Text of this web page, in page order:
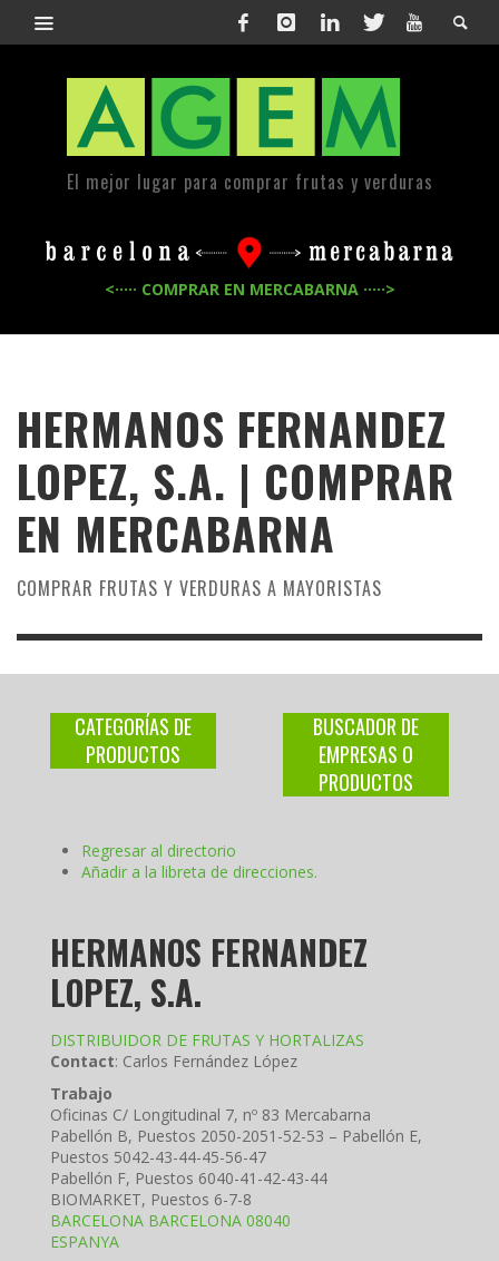
El mejor lugar para comprar frutas y verduras
<····· COMPRAR EN MERCABARNA ·····>
HERMANOS FERNANDEZ
LOPEZ, S.A. | COMPRAR
EN MERCABARNA
COMPRAR FRUTAS Y VERDURAS A MAYORISTAS
CATEGORÍAS DE
PRODUCTOS
BUSCADOR DE
EMPRESAS O
PRODUCTOS
Regresar al directorio
Añadir a la libreta de direcciones.
HERMANOS FERNANDEZ
LOPEZ, S.A.
DISTRIBUIDOR DE FRUTAS Y HORTALIZAS
Contact: Carlos Fernández López
Trabajo
Oficinas C/ Longitudinal 7, nº 83 Mercabarna
Pabellón B, Puestos 2050-2051-52-53 – Pabellón E,
Puestos 5042-43-44-45-56-47
Pabellón F, Puestos 6040-41-42-43-44
BIOMARKET, Puestos 6-7-8
BARCELONA BARCELONA 08040
ESPANYA